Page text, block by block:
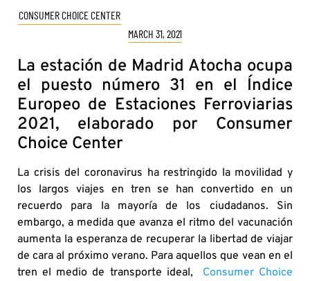
CONSUMER CHOICE CENTER
MARCH 31, 2021
La estación de Madrid Atocha ocupa
el puesto número 31 en el Índice
Europeo de Estaciones Ferroviarias
2021, elaborado por Consumer
Choice Center
La crisis del coronavirus ha restringido la movilidad y
los largos viajes en tren se han convertido en un
recuerdo para la mayoría de los ciudadanos. Sin
embargo, a medida que avanza el ritmo del vacunación
aumenta la esperanza de recuperar la libertad de viajar
de cara al próximo verano. Para aquellos que vean en el
tren el medio de transporte ideal, Consumer Choice